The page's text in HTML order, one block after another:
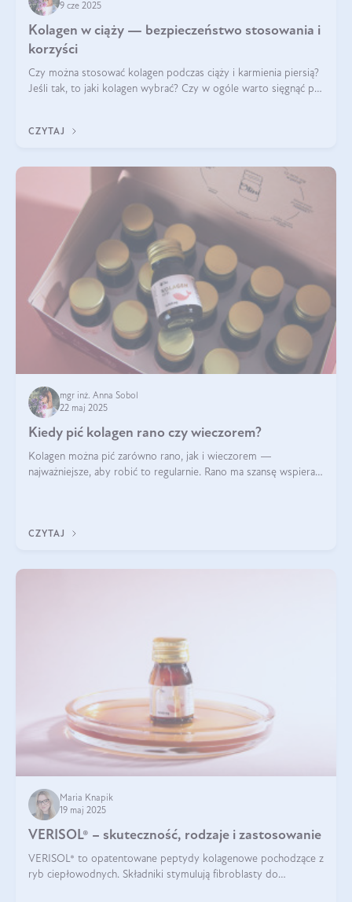
9 cze 2025
Kolagen w ciąży — bezpieczeństwo stosowania i
korzyści
Czy można stosować kolagen podczas ciąży i karmienia piersią?
Jeśli tak, to jaki kolagen wybrać? Czy w ogóle warto sięgnąć po
CZYTAJ
mgr inż. Anna Sobol
22 maj 2025
Kiedy pić kolagen rano czy wieczorem?
Kolagen można pić zarówno rano, jak i wieczorem —
najważniejsze, aby robić to regularnie. Rano ma szansę wspierać
CZYTAJ
Maria Knapik
19 maj 2025
VERISOL® – skuteczność, rodzaje i zastosowanie
VERISOL® to opatentowane peptydy kolagenowe pochodzące z
ryb ciepłowodnych. Składniki stymulują fibroblasty do